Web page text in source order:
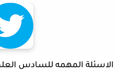
الاسئلة المهمه للسادس